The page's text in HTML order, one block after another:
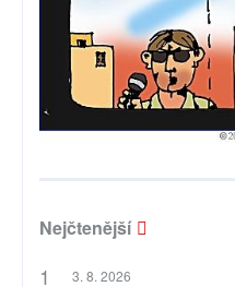
Nejčtenější
3. 8. 2026